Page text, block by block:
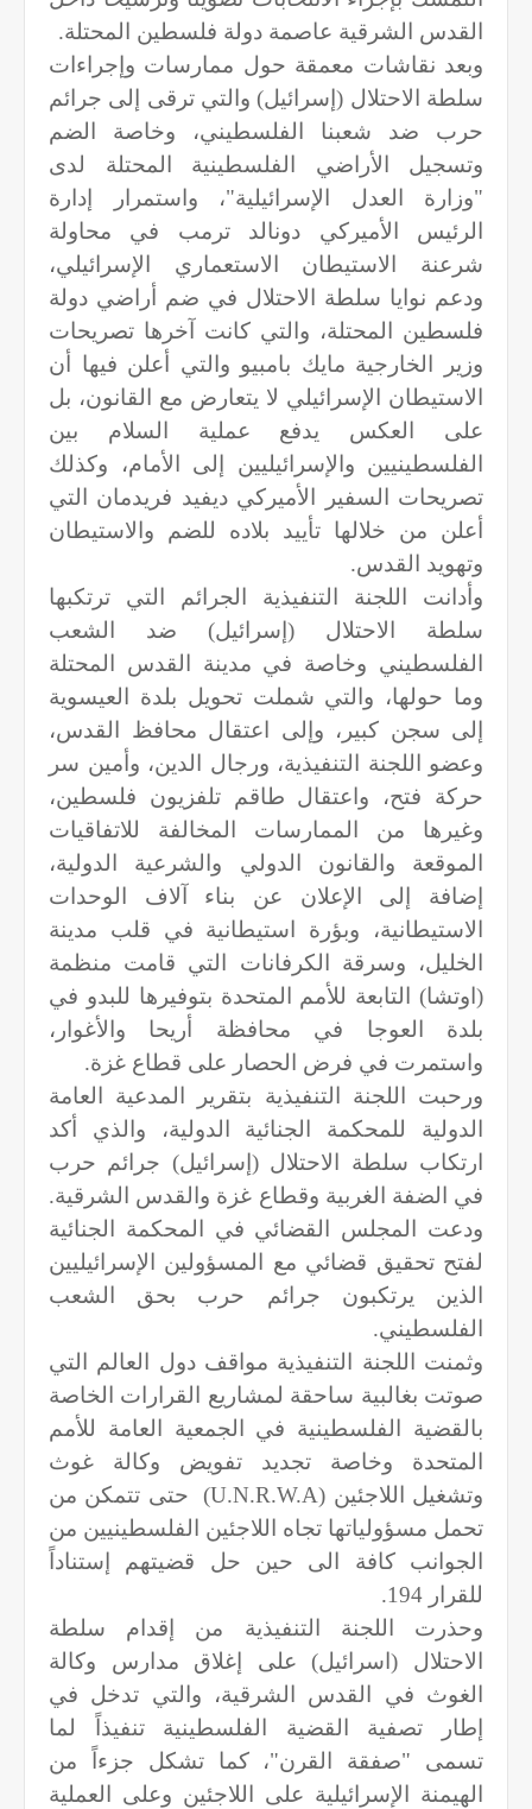
القدس الشرقية عاصمة دولة فلسطين المحتلة.
وبعد نقاشات معمقة حول ممارسات وإجراءات
سلطة الاحتلال (إسرائيل) والتي ترقى إلى جرائم
حرب ضد شعبنا الفلسطيني، وخاصة الضم
وتسجيل الأراضي الفلسطينية المحتلة لدى
"وزارة العدل الإسرائيلية"، واستمرار إدارة
الرئيس الأميركي دونالد ترمب في محاولة
شرعنة الاستيطان الاستعماري الإسرائيلي،
ودعم نوايا سلطة الاحتلال في ضم أراضي دولة
فلسطين المحتلة، والتي كانت آخرها تصريحات
وزير الخارجية مايك بامبيو والتي أعلن فيها أن
الاستيطان الإسرائيلي لا يتعارض مع القانون، بل
على العكس يدفع عملية السلام بين
الفلسطينيين والإسرائيليين إلى الأمام، وكذلك
تصريحات السفير الأميركي ديفيد فريدمان التي
أعلن من خلالها تأييد بلاده للضم والاستيطان
وتهويد القدس.
وأدانت اللجنة التنفيذية الجرائم التي ترتكبها
سلطة الاحتلال (إسرائيل) ضد الشعب
الفلسطيني وخاصة في مدينة القدس المحتلة
وما حولها، والتي شملت تحويل بلدة العيسوية
إلى سجن كبير، وإلى اعتقال محافظ القدس،
وعضو اللجنة التنفيذية، ورجال الدين، وأمين سر
حركة فتح، واعتقال طاقم تلفزيون فلسطين،
وغيرها من الممارسات المخالفة للاتفاقيات
الموقعة والقانون الدولي والشرعية الدولية،
إضافة إلى الإعلان عن بناء آلاف الوحدات
الاستيطانية، وبؤرة استيطانية في قلب مدينة
الخليل، وسرقة الكرفانات التي قامت منظمة
(اوتشا) التابعة للأمم المتحدة بتوفيرها للبدو في
بلدة العوجا في محافظة أريحا والأغوار،
واستمرت في فرض الحصار على قطاع غزة.
ورحبت اللجنة التنفيذية بتقرير المدعية العامة
الدولية للمحكمة الجنائية الدولية، والذي أكد
ارتكاب سلطة الاحتلال (إسرائيل) جرائم حرب
في الضفة الغربية وقطاع غزة والقدس الشرقية.
ودعت المجلس القضائي في المحكمة الجنائية
لفتح تحقيق قضائي مع المسؤولين الإسرائيليين
الذين يرتكبون جرائم حرب بحق الشعب
الفلسطيني.
وثمنت اللجنة التنفيذية مواقف دول العالم التي
صوتت بغالبية ساحقة لمشاريع القرارات الخاصة
بالقضية الفلسطينية في الجمعية العامة للأمم
المتحدة وخاصة تجديد تفويض وكالة غوث
وتشغيل اللاجئين (U.N.R.W.A
)
حتى تتمكن من
تحمل مسؤولياتها تجاه اللاجئين الفلسطينيين من
الجوانب كافة الى حين حل قضيتهم إستناداً
للقرار 194.
وحذرت اللجنة التنفيذية من إقدام سلطة
الاحتلال (اسرائيل) على إغلاق مدارس وكالة
الغوث في القدس الشرقية، والتي تدخل في
إطار تصفية القضية الفلسطينية تنفيذاً لما
تسمى "صفقة القرن"، كما تشكل جزءاً من
الهيمنة الإسرائيلية على اللاجئين وعلى العملية